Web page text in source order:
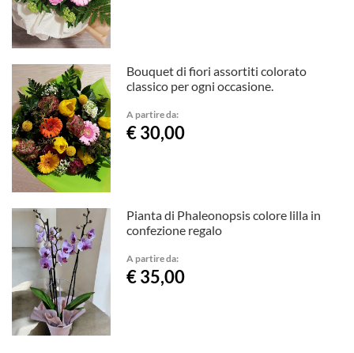
Bouquet di fiori assortiti colorato
classico per ogni occasione.
A partire da:
€ 30,00
Pianta di Phaleonopsis colore lilla in
confezione regalo
A partire da:
€ 35,00